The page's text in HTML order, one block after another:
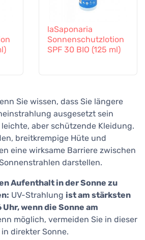
laSaponaria
Sonnenschutzlotion
SPF 30 BIO (125 ml)
Sie wissen, dass Sie längere
ausgesetzt sein
aber schützende Kleidung.
breitkrempige Hüte und
eine wirksame Barriere zwischen
darstellen.
Aufenthalt in der Sonne zu
UV-Strahlung ist am stärksten
wenn die Sonne am
möglich, vermeiden Sie in dieser
direkter Sonne.